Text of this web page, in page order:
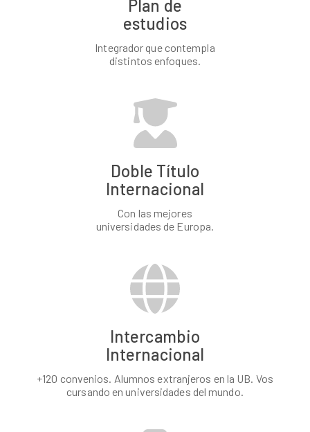
Plan de
estudios
Integrador que contempla
distintos enfoques.
Doble Título
Internacional
Con las mejores
universidades de Europa.
Intercambio
Internacional
+120 convenios. Alumnos extranjeros en la UB. Vos
cursando en universidades del mundo.